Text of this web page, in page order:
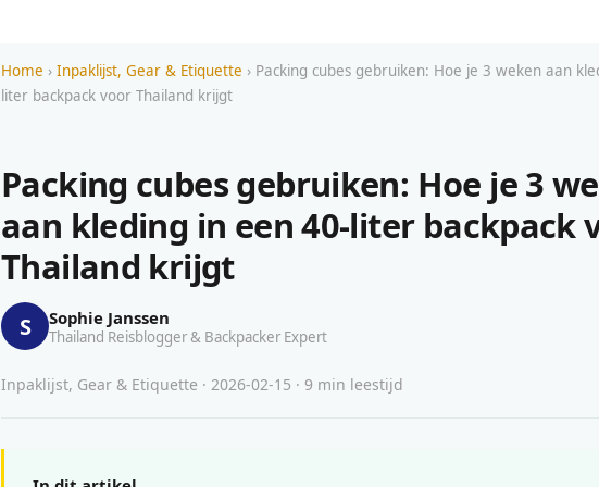
Home › Inpaklijst, Gear & Etiquette › Packing cubes gebruiken: Hoe je 3 weken aan
liter backpack voor Thailand krijgt
Packing cubes gebruiken: Hoe je 3
aan kleding in een 40-liter backpack
Thailand krijgt
S Sophie Janssen
Thailand Reisblogger & Backpacker Expert
Inpaklijst, Gear & Etiquette · 2026-02-15 · 9 min leestijd